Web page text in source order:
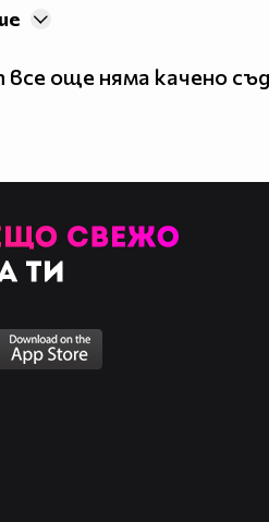
още няма качено